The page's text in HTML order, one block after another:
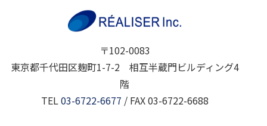
〒102-0083
東京都千代田区麹町1-7-2 相互半蔵門ビルディング4
階
TEL03-6722-6677 / FAX 03-6722-6688